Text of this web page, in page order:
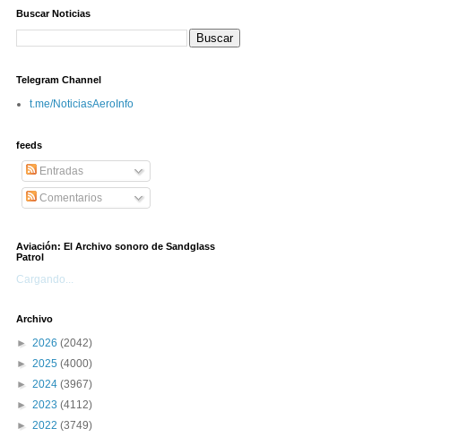
Buscar Noticias
Telegram Channel
t.me/NoticiasAeroInfo
feeds
Entradas
Comentarios
Aviación: El Archivo sonoro de Sandglass
Patrol
Cargando...
Archivo
► 2026 (2042)
► 2025 (4000)
► 2024 (3967)
► 2023 (4112)
► 2022 (3749)